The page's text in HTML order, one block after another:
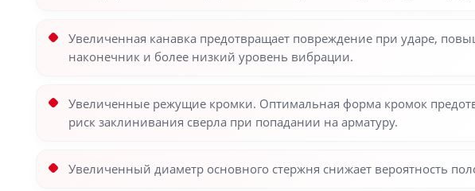
Увеличенная канавка предотвращает повреждение при ударе,
наконечник и более низкий уровень вибрации.
Увеличенные режущие кромки. Оптимальная форма кромок
риск заклинивания сверла при попадании на арматуру.
Увеличенный диаметр основного стержня снижает вероятность